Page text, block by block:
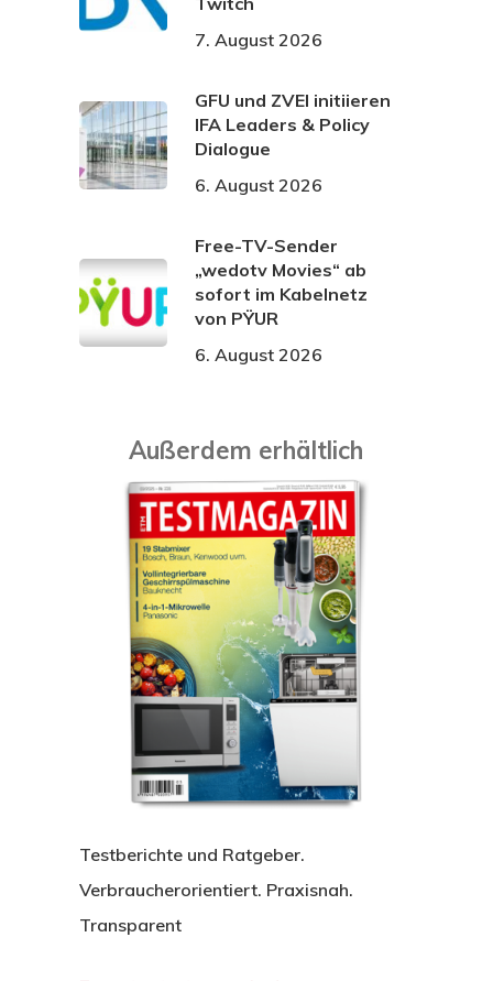
7. August 2026
GFU und ZVEI initiieren
IFA Leaders & Policy
Dialogue
6. August 2026
Free-TV-Sender
„wedotv Movies“ ab
sofort im Kabelnetz
von PŸUR
6. August 2026
Außerdem erhältlich
Testberichte und Ratgeber.
Verbraucherorientiert. Praxisnah.
Transparent